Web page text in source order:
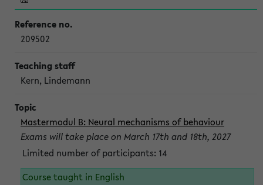
209502
Kern, Lindemann
Mastermodul B: Neural mechanisms of behaviour
Exams will take place on March 17th and 18th, 2027
Limited number of participants: 14
Course taught in English